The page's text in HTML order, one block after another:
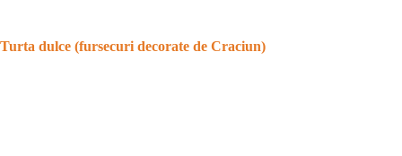
Turta dulce (fursecuri decorate de Craciun)